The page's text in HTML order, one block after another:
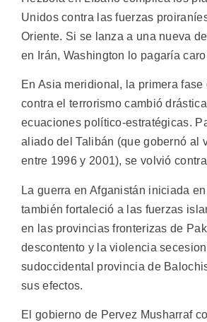
Unidos contra las fuerzas
Oriente. Si se lanza a una nueva
en Irán, Washington lo pagaría
En Asia meridional, la primera fase
contra el terrorismo cambió
ecuaciones político-estratégicas.
aliado del Talibán (que gobernó al
entre 1996 y 2001), se volvió
La guerra en Afganistán iniciada
también fortaleció a las fuerzas
en las provincias fronterizas de
descontento y la violencia
sudoccidental provincia de
sus efectos.
El gobierno de Pervez Musharraf